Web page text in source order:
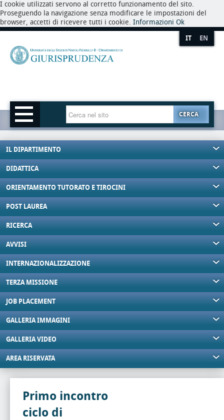
I cookie utilizzati servono al corretto funzionamento del sito.
Proseguendo la navigazione senza modificare le impostazioni del
browser, accetti di ricevere tutti i cookie. Informazioni Ok
IT EN
CERCA
IL DIPARTIMENTO
DIDATTICA
ORIENTAMENTO TUTORATO E TIROCINI
POST LAUREA
RICERCA
AVVISI
INTERNAZIONALIZZAZIONE
TERZA MISSIONE
JOB PLACEMENT
GALLERIA IMMAGINI
GALLERIA VIDEO
AREA RISERVATA
Primo incontro
ciclo di